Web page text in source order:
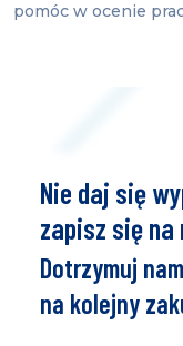
pomóc w ocenie
Nie daj się
zapisz się
Dotrzymuj
na kolejny